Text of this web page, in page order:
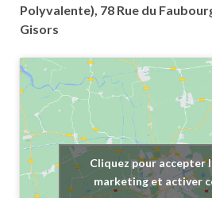
Polyvalente), 78 Rue du
Gisors
Cliquez pour accepter
marketing et activer